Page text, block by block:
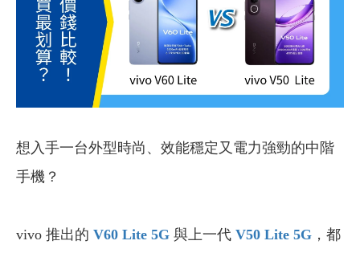
想入手一台外型時尚、效能穩定又電力強勁的中階
手機？
vivo 推出的 V60 Lite 5G 與上一代 V50 Lite 5G ，都